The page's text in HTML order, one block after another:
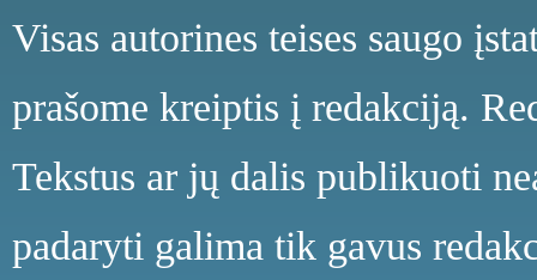
Visas autorines teises saugo
prašome kreiptis į redakciją.
Tekstus ar jų dalis publikuoti
padaryti galima tik gavus